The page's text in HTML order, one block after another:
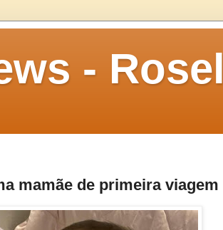
-
mamãe de primeira viagem